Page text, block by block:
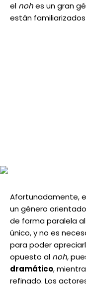
el nohes un gran
están
Afortunadamente,
un género
de forma paralela al
único, y no es
para poder
opuesto al noh,
dramático,
refinado. Los